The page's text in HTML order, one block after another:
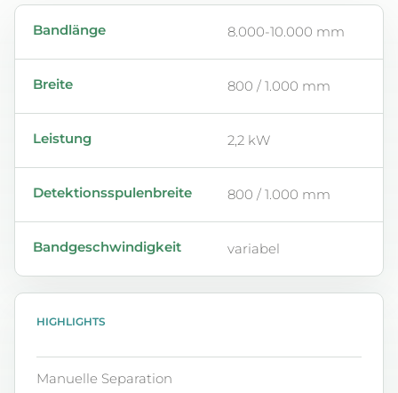
Technische Eckdaten für Qualitätskontrolle
Bandlänge
8.000-10.000 mm
Breite 800 / 1.000 mm
Leistung 2,2 kW
Detektionsspulenbreite 800 / 1.000 mm
Bandgeschwindigkeit variabel
HIGHLIGHTS
Manuelle Separation